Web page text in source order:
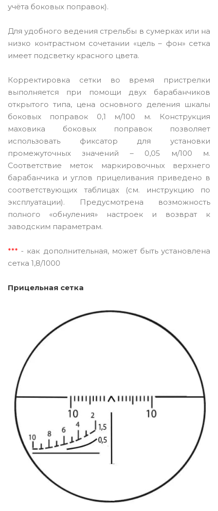
учёта боковых поправок).
Для удобного ведения стрельбы в сумерках или на
низко контрастном сочетании «цель – фон» сетка
имеет подсветку красного цвета.
Корректировка сетки во время пристрелки
выполняется при помощи двух барабанчиков
открытого типа, цена основного деления шкалы
боковых поправок 0,1 м/100 м. Конструкция
маховика боковых поправок позволяет
использовать фиксатор для установки
промежуточных значений – 0,05 м/100 м.
Соответствие меток маркировочных верхнего
барабанчика и углов прицеливания приведено в
соответствующих таблицах (см. инструкцию по
эксплуатации). Предусмотрена возможность
полного «обнуления» настроек и возврат к
заводским параметрам.
*** - как дополнительная, может быть установлена
сетка 1,8/1000
Прицельная сетка